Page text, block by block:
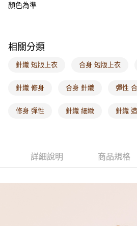
付款後門市自取
海外配送-港/澳/新/馬/泰國專屬
海外配送-其他亞洲地區
顏色為準
相關分類
針織 短版上衣 合身 短版上衣
針織 修身 合身 針織 彈性
修身 彈性 針織 細緻 針織
詳細說明 商品規格